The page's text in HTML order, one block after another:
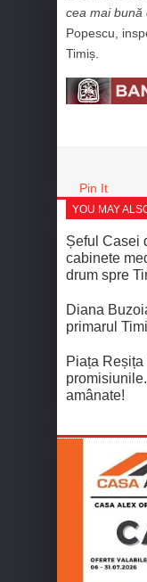
cea mai bună
Popescu,
Timiș.
Pin It
YOU MAY
Șeful Casei
cabinete
drum spre
Diana
primarul
Piața
amânate!